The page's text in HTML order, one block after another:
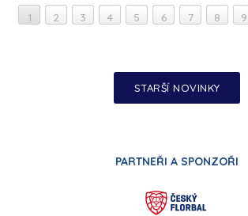
1 2 3 4 5 6 7 8 9
STARŠÍ NOVINKY
PARTNEŘI A SPONZOŘI